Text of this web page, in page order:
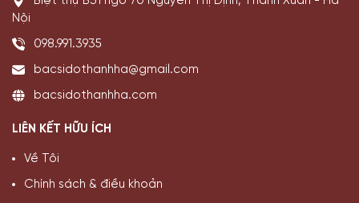
Nội
098.991.3935
bacsidothanhha@gmail.com
bacsidothanhha.com
LIÊN KẾT HỮU ÍCH
Về Tôi
Chính sách & điều khoản